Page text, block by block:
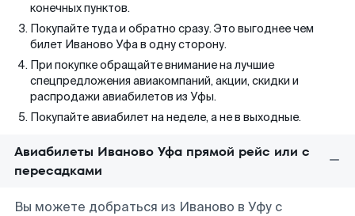
конечных пунктов.
Покупайте туда и обратно сразу. Это выгоднее чем
билет Иваново Уфа в одну сторону.
При покупке обращайте внимание на лучшие
спецпредложения авиакомпаний, акции, скидки и
распродажи авиабилетов из Уфы.
Покупайте авиабилет на неделе, а не в выходные.
Авиабилеты Иваново Уфа прямой рейс или с
пересадками
Вы можете добраться из Иваново в Уфу с